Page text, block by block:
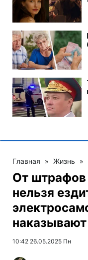
Главная » Жизнь »
От
нельзя
наказывают
10:42 26.05.2025 Пн